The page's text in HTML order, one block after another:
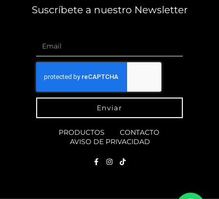
Suscríbete a nuestro Newsletter
Enviar
PRODUCTOS
CONTACTO
AVISO DE PRIVACIDAD